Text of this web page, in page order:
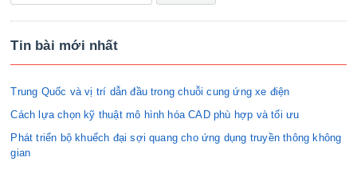
Tin bài mới nhất
Trung Quốc và vị trí dẫn đầu trong chuỗi cung ứng xe điện
Cách lựa chọn kỹ thuật mô hình hóa CAD phù hợp và tối ưu
Phát triển bộ khuếch đại sợi quang cho ứng dụng truyền thông không
gian